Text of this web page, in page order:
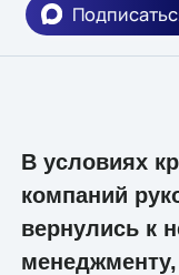
В условиях
компаний
вернулись к